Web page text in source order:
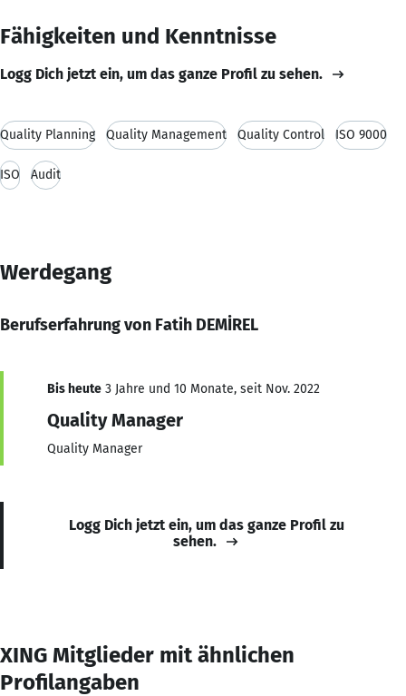
Fähigkeiten und Kenntnisse
Logg Dich jetzt ein, um das ganze Profil zu sehen.
Quality Planning Quality Management Quality Control ISO 9000
ISO Audit
Werdegang
Berufserfahrung von Fatih DEMİREL
Bis heute 3 Jahre und 10 Monate, seit Nov. 2022
Quality Manager
Quality Manager
Logg Dich jetzt ein, um das ganze Profil zu
sehen.
XING Mitglieder mit ähnlichen
Profilangaben